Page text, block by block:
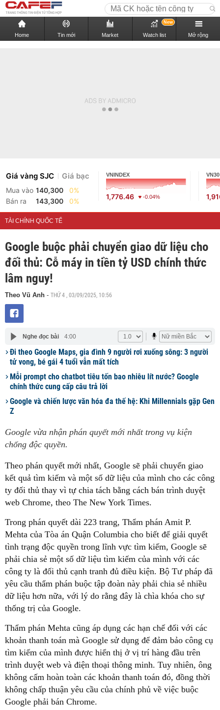
Home Tin mới Market Watch list
New
Mở rộng
Giá vàng SJC Giá bạc
Mua vào 140,300
0%
Bán ra
143,300 0%
VNINDEX
1,776.46 -0.04%
VN30
TÀI CHÍNH QUỐC TẾ
Google buộc phải chuyển giao dữ liệu cho
đối thủ: Cỗ máy in tiền tỷ USD chính thức
lâm nguy!
Theo Vũ Anh - THỨ 4 , 03/09/2025, 10:56
Nghe đọc bài 4:00
Đi theo Google Maps, gia đình 9 người rơi xuống sông: 3 người
tử vong, bé gái 4 tuổi vẫn mất tích
Mỗi prompt cho chatbot tiêu tốn bao nhiêu lít nước? Google
chính thức cung cấp câu trả lời
Google và chiến lược văn hóa đa thế hệ: Khi Millennials gặp Gen
Z
Google vừa nhận phán quyết mới nhất trong vụ kiện
chống độc quyền.
Theo phán quyết mới nhất, Google sẽ phải chuyển giao
kết quả tìm kiếm và một số dữ liệu của mình cho các công
ty đối thủ thay vì tự chia tách bằng cách bán trình duyệt
web Chrome, theo The New York Times.
Trong phán quyết dài 223 trang, Thẩm phán Amit P.
Mehta của Tòa án Quận Columbia cho biết để giải quyết
tình trạng độc quyền trong lĩnh vực tìm kiếm, Google sẽ
phải chia sẻ một số dữ liệu tìm kiếm của mình với các
công ty là đối thủ cạnh tranh đủ điều kiện. Bộ Tư pháp đã
yêu cầu thẩm phán buộc tập đoàn này phải chia sẻ nhiều
dữ liệu hơn nữa, với lý do rằng đây là chìa khóa cho sự
thống trị của Google.
Thẩm phán Mehta cũng áp dụng các hạn chế đối với các
khoản thanh toán mà Google sử dụng để đảm bảo công cụ
tìm kiếm của mình được hiển thị ở vị trí hàng đầu trên
trình duyệt web và điện thoại thông minh. Tuy nhiên, ông
không cấm hoàn toàn các khoản thanh toán đó, đồng thời
không chấp thuận yêu cầu của chính phủ về việc buộc
Google phải bán Chrome.